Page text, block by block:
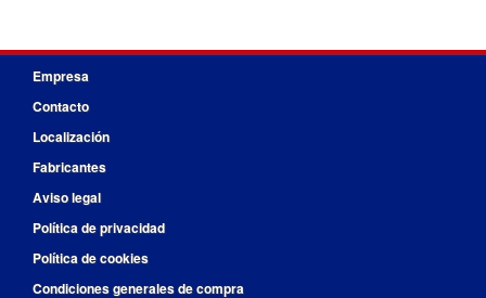
Empresa
Contacto
Localización
Fabricantes
Aviso legal
Política de privacidad
Política de cookies
Condiciones generales de compra